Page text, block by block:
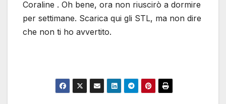
Coraline . Oh bene, ora non riuscirò a dormire
per settimane. Scarica qui gli STL, ma non dire
che non ti ho avvertito.